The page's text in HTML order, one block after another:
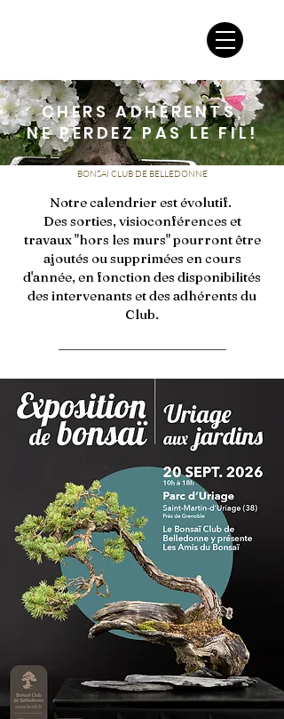
CHERS ADHÉRENTS,
NE PERDEZ PAS LE FIL!
BONSAI CLUB DE BELLEDONNE
Notre calendrier est évolutif.
Des sorties, visioconférences et
travaux "hors les murs" pourront être
ajoutés ou supprimées en cours
d'année, en fonction des disponibilités
des intervenants et des adhérents du
Club.